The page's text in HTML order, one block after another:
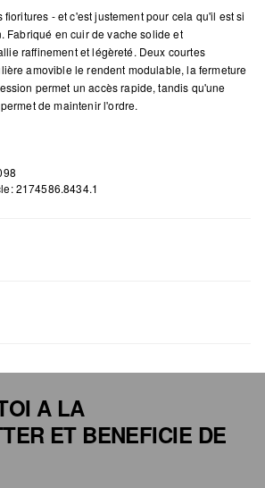
fioritures - et c'est justement pour cela qu'il est si
Fabriqué en cuir de vache solide et
raffinement et légèreté. Deux courtes
amovible le rendent modulable, la fermeture
permet un accès rapide, tandis qu'une
de maintenir l'ordre.
2174586.8434.1
linge
A LA
ET BENEFICIE DE